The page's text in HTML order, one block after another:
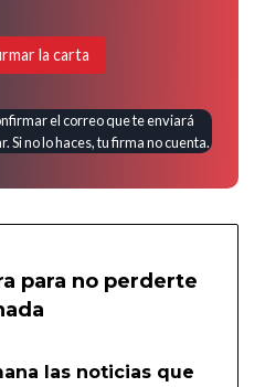
la carta
el correo que te enviará
Si no lo haces, tu firma no cuenta.
para no perderte
las noticias que